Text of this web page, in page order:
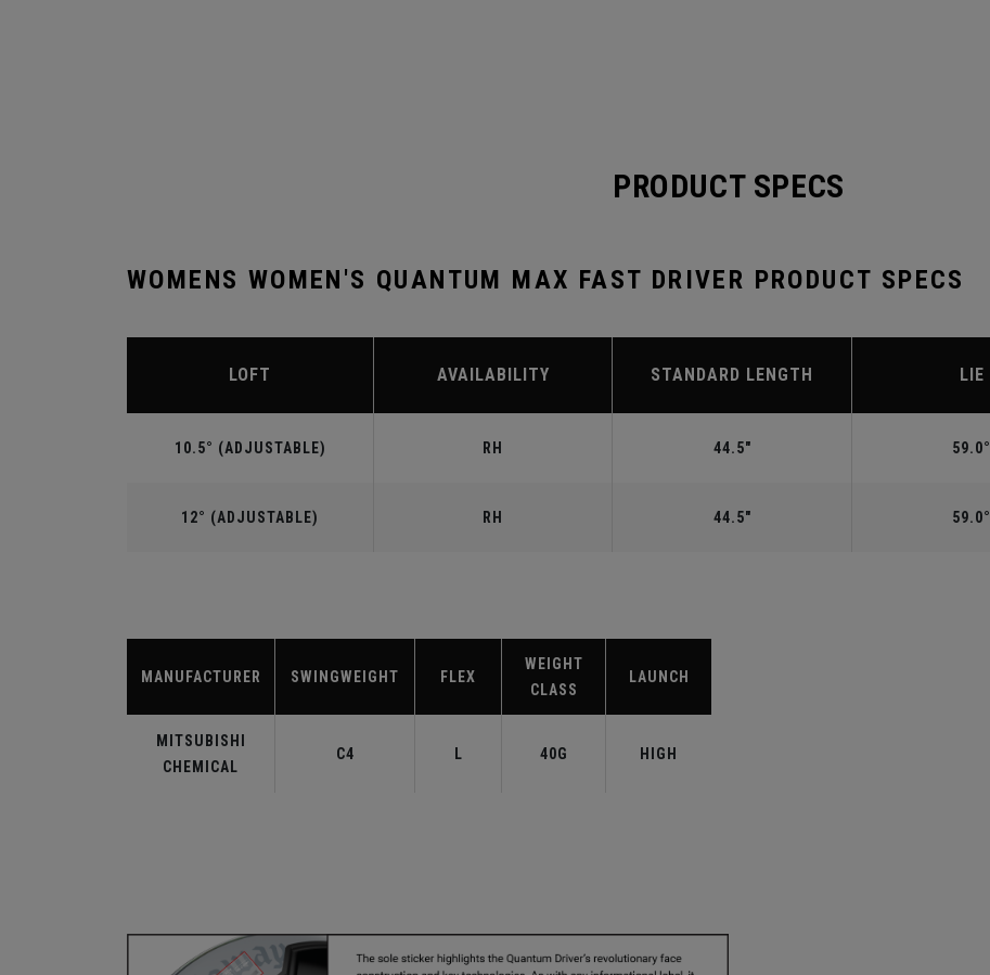
PRODUCT SPECS
WOMENS WOMEN'S QUANTUM MAX FAST DRIVER PRODUCT SPECS
LOFT AVAILABILITY STANDARD LENGTH LIE
10.5° (ADJUSTABLE) RH 44.5" 59.0°
12° (ADJUSTABLE) RH 44.5" 59.0°
MANUFACTURER SWINGWEIGHT FLEX
WEIGHT
CLASS
LAUNCH
MITSUBISHI
CHEMICAL
C4 L 40G HIGH